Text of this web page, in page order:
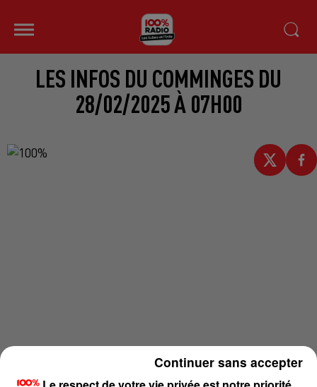
LES INFOS DU COMMINGES DU
28/02/2025 À 07H00
Continuer sans accepter